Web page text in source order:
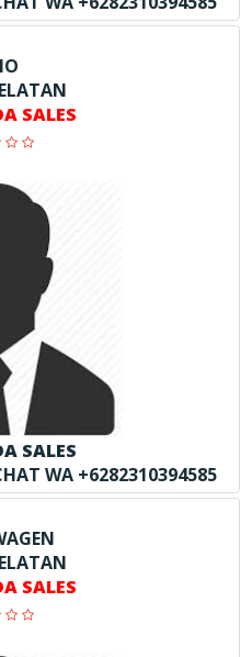
SALES
SALES
WA +6282310394585
SALES